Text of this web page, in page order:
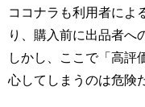
ココナラも利用者によ
り、購入前に出品者へ
しかし、ここで「高評
心してしまうのは危険